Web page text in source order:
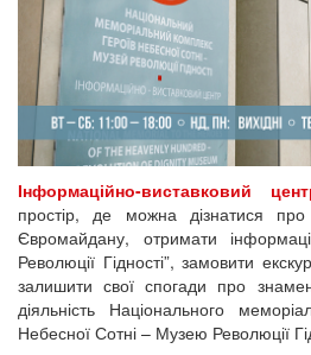
Інформаційно-виставковий
простір, де можна дізнатися
Євромайдану, отримати
Революції Гідності”, замовити
залишити свої спогади про
діяльність Національного
Небесної Сотні – Музею Революції